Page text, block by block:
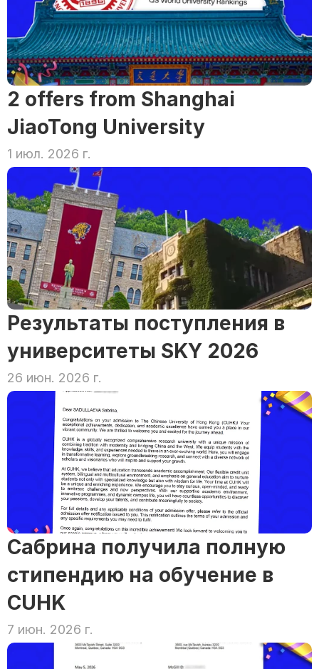
2 offers from Shanghai
JiaoTong University
1 июл. 2026 г.
Результаты поступления в
университеты SKY 2026
26 июн. 2026 г.
Сабрина получила полную
стипендию на обучение в
CUHK
7 июн. 2026 г.